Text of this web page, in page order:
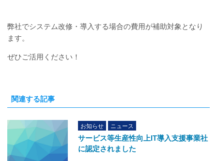
弊社でシステム改修・導入する場合の費用が補助対象となり
ます。
ぜひご活用ください！
関連する記事
お知らせ ニュース
サービス等生産性向上IT導入支援事業社
に認定されました